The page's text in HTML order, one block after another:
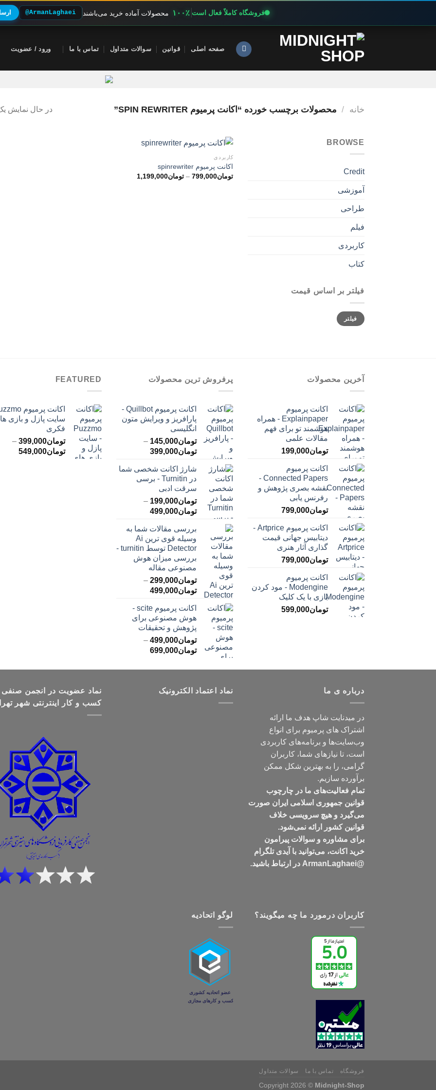
فروشگاه کاملاً فعال است ۱۰۰٪ محصولات آماده خرید می‌باشند @ArmanLaghaei
صفحه اصلی قوانین سوالات متداول تماس با ما ورود / عضویت
خانه / محصولات برچسب خورده “اکانت پرمیوم SPIN REWRITER” در حال نمایش
BROWSE
Credit
آموزشی
طراحی
فیلم
کاربردی
کتاب
فیلتر بر اساس قیمت
حداقل
قیمت
حداکثر
قیمت
فیلتر
کاربردی
اکانت پرمیوم spinrewriter
تومان799,000
– تومان1,199,000محدوده
آخرین محصولات
اکانت پرمیوم
Explainpaper - همراه
هوشمند تو برای فهم
مقالات علمی
تومان199,000
اکانت پرمیوم
Connected Papers -
نقشه بصری پژوهش و
رفرنس یابی
تومان799,000
اکانت پرمیوم Artprice -
دیتابیس جهانی قیمت
‌گذاری آثار هنری
تومان799,000
اکانت پرمیوم
Modengine - مود کردن
بازی با یک کلیک
تومان599,000
پرفروش ترین محصولات
اکانت پرمیوم Quillbot -
پارافریز و ویرایش متون
انگلیسی
تومان145,000
–
تومان399,000محدوده
تومان145,000
تا
شارژ اکانت شخصی شما
در Turnitin - برسی
سرقت ادبی
تومان199,000
–
تومان499,000محدوده
تومان199,000
تا
تومان499,000
بررسی مقالات شما به
وسیله قوی ترین Ai
Detector توسط turnitin -
بررسی میزان هوش
مصنوعی مقاله
تومان299,000
–
تومان499,000محدوده
تا
تومان499,000
اکانت پرمیوم scite -
هوش مصنوعی برای
پژوهش و تحقیقات
تومان499,000
–
تومان699,000محدوده
تومان499,000
FEATURED
سایت پازل و بازی
فکری
تومان399,000
–
تومان549,000
درباره ی ما
در میدنایت شاپ هدف ما ارائه
اشتراک های پرمیوم برای انواع
وب‌سایت‌ها و برنامه‌های کاربردی
است، تا نیازهای شما، کاربران
گرامی، را به بهترین شکل ممکن
برآورده سازیم.
تمام فعالیت‌های ما در چارچوب
قوانین جمهوری اسلامی ایران صورت
می‌گیرد و هیچ سرویسی خلاف
قوانین کشور ارائه نمی‌شود.
برای مشاوره و سوالات پیرامون
خرید اکانت، می‌توانید با آیدی تلگرام
@ArmanLaghaei در ارتباط باشید.
نماد اعتماد الکترونیک
نماد عضویت در انجمن صنفی
کسب و کار اینترنتی شهر
کاربران درمورد ما چه میگویند؟ لوگو اتحادیه
فروشگاه تماس با ما سوالات متداول
Copyright 2026 © Midnight-Shop